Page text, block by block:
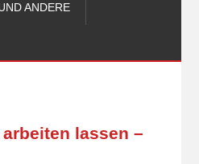
ANDERE
lassen –